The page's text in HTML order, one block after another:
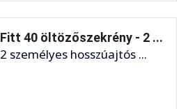
Fitt 40 öltözőszekrény - 2 ...
2 személyes hosszúajtós ...